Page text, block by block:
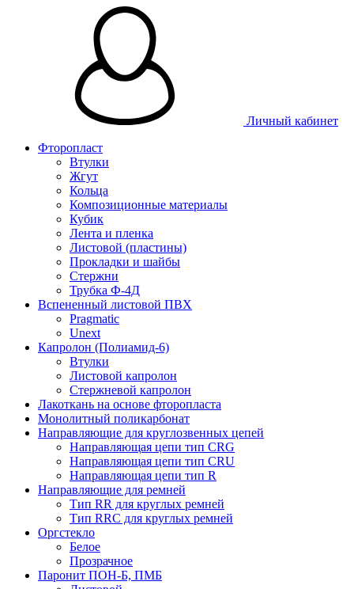
Личный кабинет
Фторопласт
Втулки
Жгут
Кольца
Композиционные материалы
Кубик
Лента и пленка
Листовой (пластины)
Прокладки и шайбы
Стержни
Трубка Ф-4Д
Вспененный листовой ПВХ
Pragmatic
Unext
Капролон (Полиамид-6)
Втулки
Листовой капролон
Стержневой капролон
Лакоткань на основе фторопласта
Монолитный поликарбонат
Направляющие для круглозвенных цепей
Направляющая цепи тип CRG
Направляющая цепи тип CRU
Направляющая цепи тип R
Направляющие для ремней
Тип RR для круглых ремней
Тип RRС для круглых ремней
Оргстекло
Белое
Прозрачное
Паронит ПОН-Б, ПМБ